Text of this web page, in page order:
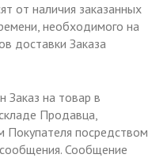
от наличия заказанных
необходимого на
доставки Заказа
Заказ на товар в
Продавца,
посредством
Сообщение